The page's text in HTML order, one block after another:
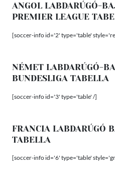
ANGOL LABDARÚGÓ-
PREMIER LEAGUE
[soccer-info id='2' type='table'
NÉMET LABDARÚGÓ-
BUNDESLIGA TABELLA
[soccer-info id='3' type='table' /]
FRANCIA LABDARÚGÓ
TABELLA
[soccer-info id='6' type='table'